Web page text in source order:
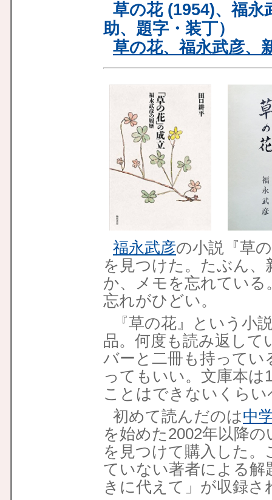
草の花 (1954)、福永
助、題字・装丁）
草の花、福永武彦、
福永武彦の小説『草
を見つけた。たぶん
か、メモを忘れている
忘れがひどい。
『草の花』という小
品。何度も読み返して
バーと二冊も持ってい
ってもいい。文庫本は
ことはできないくら
初めて読んだのは中
を始めた2002年以降
を見つけて購入した
ていない著者による解
きに代えて」が収録さ